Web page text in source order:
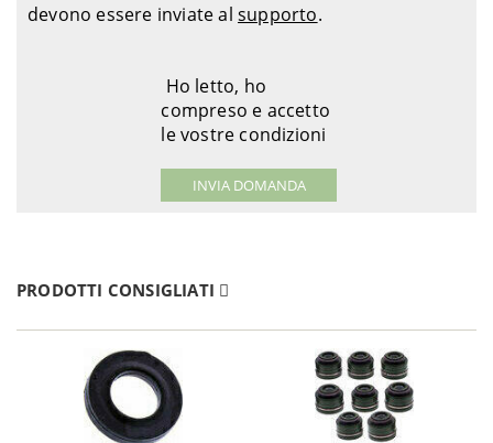
devono essere inviate al supporto.
Ho letto, ho
compreso e accetto
le vostre condizioni
PRODOTTI CONSIGLIATI